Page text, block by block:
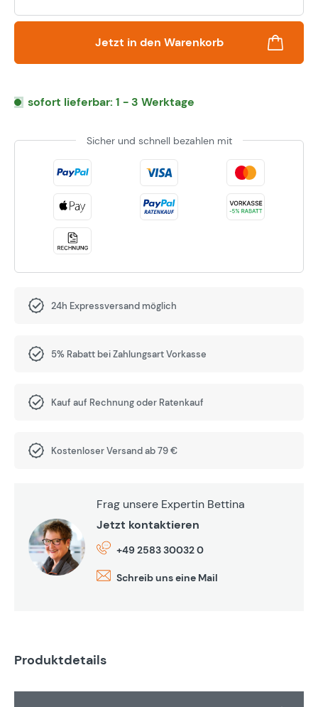
Jetzt in den Warenkorb
sofort lieferbar: 1 - 3 Werktage
Sicher und schnell bezahlen mit
24h Expressversand möglich
5% Rabatt bei Zahlungsart Vorkasse
Kauf auf Rechnung oder Ratenkauf
Kostenloser Versand ab 79 €
Frag unsere Expertin Bettina
Jetzt kontaktieren
+49 2583 30032 0
Schreib uns eine Mail
Produktdetails